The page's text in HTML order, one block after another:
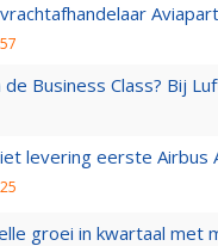
vrachtafhandelaar
Business Class? Bij
levering eerste
groei in kwartaal met